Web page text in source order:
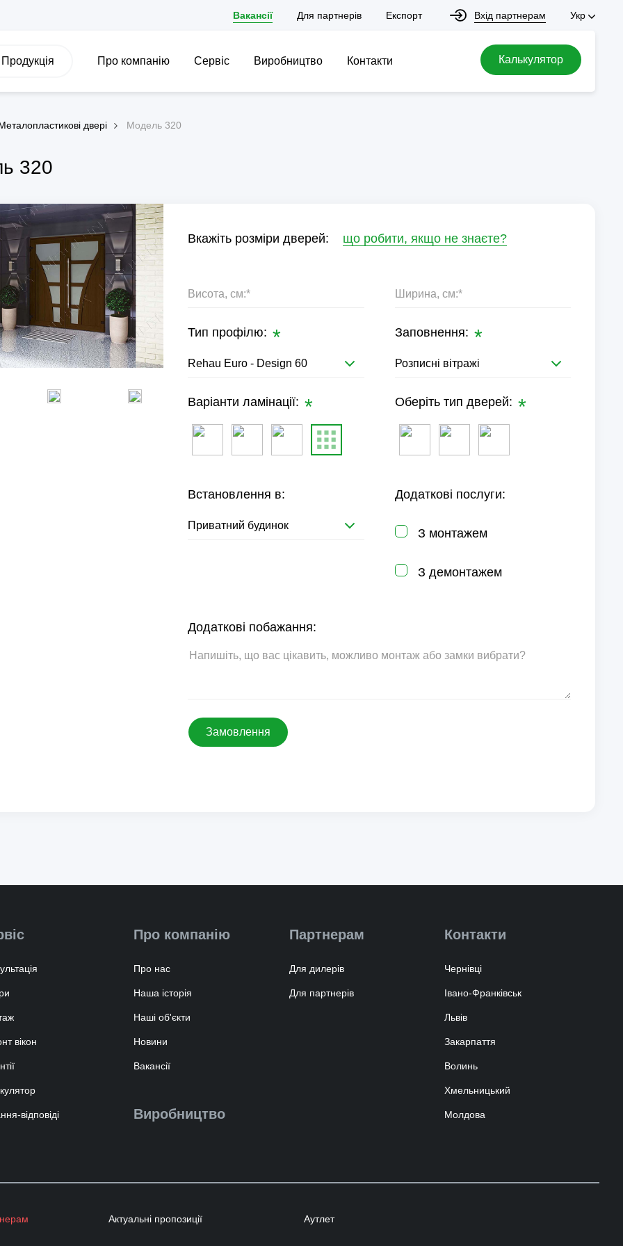
Вакансії Для партнерів Експорт Вхід партнерам Укр
Продукція Про компанію Сервіс Виробництво Контакти Калькулятор
двері Модель 320
320
Вкажіть розміри дверей: що робити, якщо не знаєте?
Тип профілю:
Rehau Euro - Design 60
Заповнення:
Розписні вітражі
Варіанти ламінації: Оберіть тип дверей:
Встановлення в:
Приватний будинок
Додаткові послуги:
З монтажем
З демонтажем
Додаткові побажання:
Замовлення
вікон
відповіді
Про компанію
Про нас
Наша історія
Наші об'єкти
Новини
Вакансії
Виробництво
Партнерам
Для дилерів
Для партнерів
Контакти
Чернівці
Івано-Франківськ
Львів
Закарпаття
Волинь
Хмельницький
Молдова
Актуальні пропозиції Аутлет